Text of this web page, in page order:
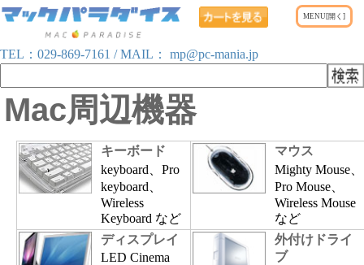
TEL： 029-869-7161 / MAIL： mp@pc-mania.jp
Mac周辺機器
キーボード
keyboard、Pro
keyboard、
Wireless
Keyboard など
マウス
Mighty Mouse、
Pro Mouse、
Wireless Mouse
など
ディスプレイ
LED Cinema
外付けドライ
ブ